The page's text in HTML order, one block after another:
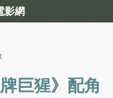
巨猩》配角
影網